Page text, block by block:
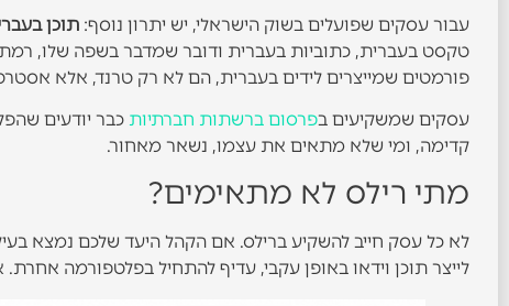
עבור עסקים שפועלים בשוק הישראלי, יש יתרון נוסף:תוכן
טקסט בעברית, כתוביות בעברית ודובר שמדבר בשפה שלו,
פורמטים שמייצרים לידים בעברית, הם לא רק טרנד, אלא
עסקים שמשקיעים בפרסום ברשתות חברתיות כבר יודעים
קדימה, ומי שלא מתאים את עצמו, נשאר מאחור.
מתי רילס לא מתאימים?
לייצר תוכן וידאו באופן עקבי, עדיף להתחיל בפלטפורמה